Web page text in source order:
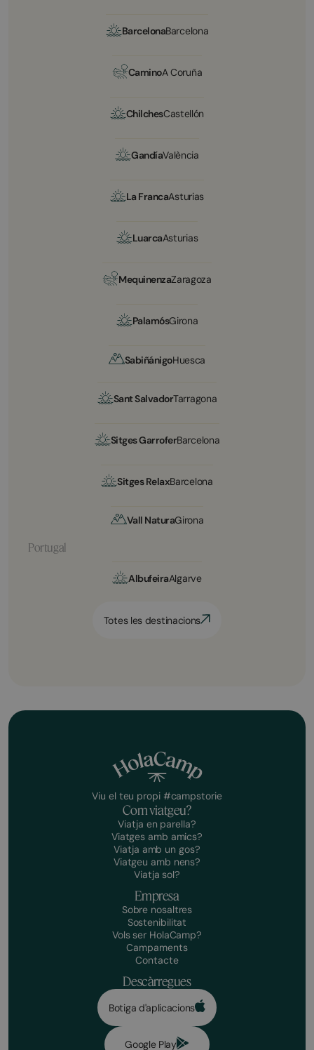
BarcelonaBarcelona
CaminoA Coruña
ChilchesCastellón
GandíaValència
La FrancaAsturias
LuarcaAsturias
MequinenzaZaragoza
PalamósGirona
SabiñánigoHuesca
Sant SalvadorTarragona
Sitges GarroferBarcelona
Sitges RelaxBarcelona
Vall NaturaGirona
Portugal
AlbufeiraAlgarve
Totes les destinacions
Viu el teu propi #campstorie
Com viatgeu?
Viatja en parella?
Viatges amb amics?
Viatja amb un gos?
Viatgeu amb nens?
Viatja sol?
Empresa
Sobre nosaltres
Sostenibilitat
Vols ser HolaCamp?
Campaments
Contacte
Descàrregues
Botiga d'aplicacions
Google Play